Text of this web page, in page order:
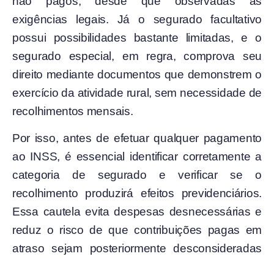
exigências legais. Já o segurado facultativo
possui possibilidades bastante limitadas, e o
segurado especial, em regra, comprova seu
direito mediante documentos que demonstrem o
exercício da atividade rural, sem necessidade de
recolhimentos mensais.
Por isso, antes de efetuar qualquer pagamento
ao INSS, é essencial identificar corretamente a
categoria de segurado e verificar se o
recolhimento produzirá efeitos previdenciários.
Essa cautela evita despesas desnecessárias e
reduz o risco de que contribuições pagas em
atraso sejam posteriormente desconsideradas